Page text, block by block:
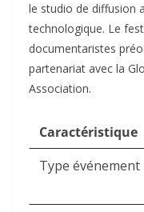
le studio de diffusion
technologique. Le
documentaristes
partenariat avec la
Association.​
Caractéristique
Type événement